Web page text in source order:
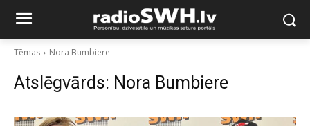
Tēmas Nora Bumbiere
Atslēgvārds: Nora Bumbiere